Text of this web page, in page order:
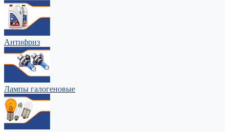
Антифриз
Лампы галогеновые